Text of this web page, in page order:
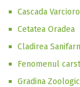
Cascada
Cetatea Oradea
Cladirea
Fenomenul
Gradina